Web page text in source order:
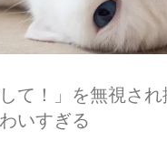
して！」を無視さ
いすぎる